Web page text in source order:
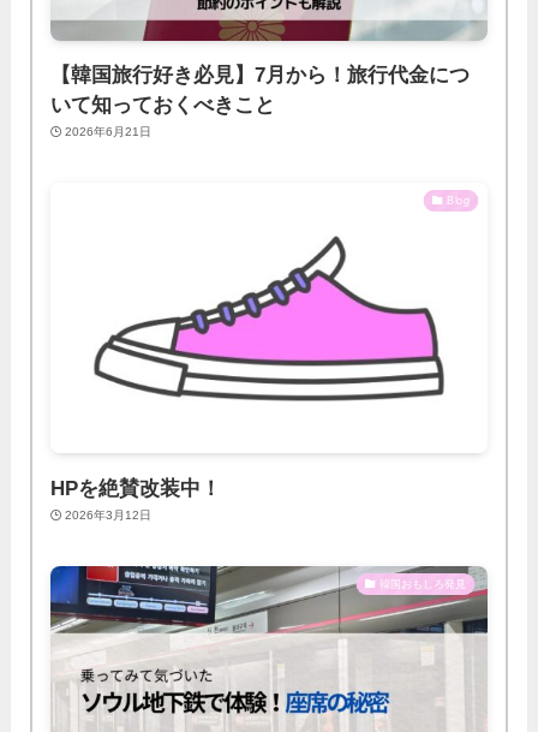
【韓国旅行好き必見】7月から！旅行代金につ
いて知っておくべきこと
2026年6月21日
Blog
HPを絶賛改装中！
2026年3月12日
韓国おもしろ発見